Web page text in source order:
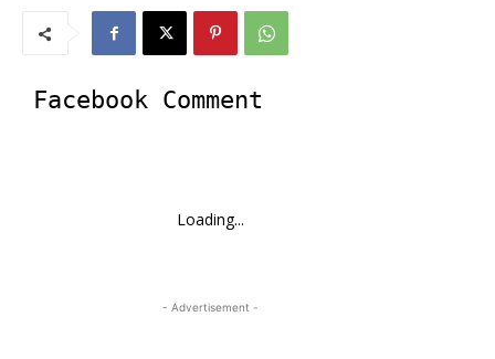
Facebook Comment
Loading...
- Advertisement -